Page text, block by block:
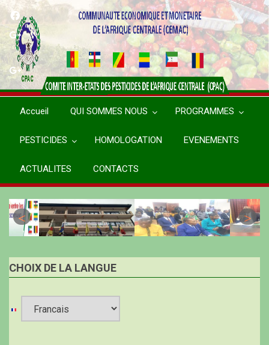
Aller
contenu
principal
Accueil QUI SOMMES NOUS PROGRAMMES
PESTICIDES HOMOLOGATION EVENEMENTS
ACTUALITES CONTACTS
CHOIX DE LA LANGUE